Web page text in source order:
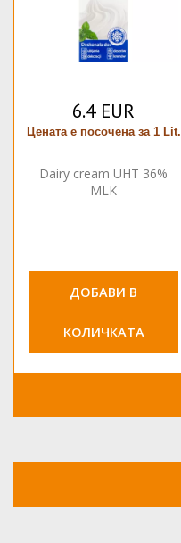
6.4 EUR
Цената е посочена за 1 Lit.
Dairy cream UHT 36%
MLK
ДОБАВИ В
КОЛИЧКАТА